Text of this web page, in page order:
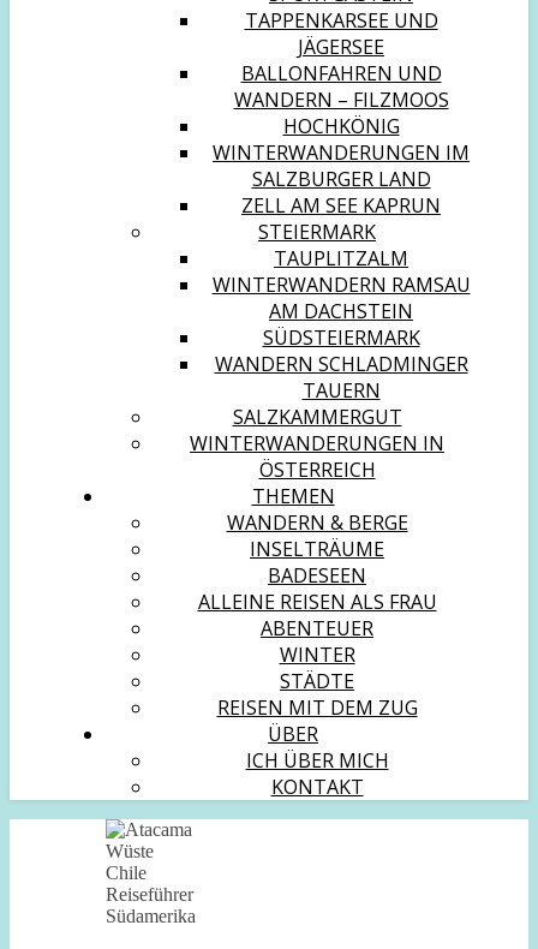
TAPPENKARSEE UND
JÄGERSEE
BALLONFAHREN UND
WANDERN – FILZMOOS
HOCHKÖNIG
WINTERWANDERUNGEN IM
SALZBURGER LAND
ZELL AM SEE KAPRUN
STEIERMARK
TAUPLITZALM
WINTERWANDERN RAMSAU
AM DACHSTEIN
SÜDSTEIERMARK
WANDERN SCHLADMINGER
TAUERN
SALZKAMMERGUT
WINTERWANDERUNGEN IN
ÖSTERREICH
THEMEN
WANDERN & BERGE
INSELTRÄUME
BADESEEN
ALLEINE REISEN ALS FRAU
ABENTEUER
WINTER
STÄDTE
REISEN MIT DEM ZUG
ÜBER
ICH ÜBER MICH
KONTAKT